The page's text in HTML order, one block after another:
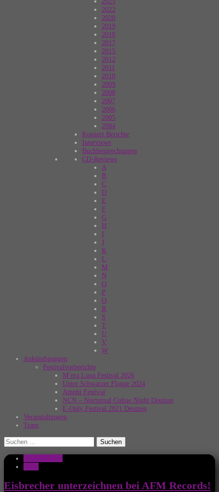
2022
2020
2019
2018
2017
2015
2012
2011
2010
2009
2008
2007
2006
2005
2004
Konzert Berichte
Interviews
Buchbesprechungen
CD-Reviews
A
B
C
D
E
F
G
H
I
J
K
L
M
N
O
P
Q
R
S
T
U
V
W
Ankündigungen
Festivalvorberichte
M’era Luna Festival 2026
Unter Schwarzer Flagge 2024
Amphi Festival
NCN – Nocturnal Cultue Night Deutzen
E-Only Festival 2021 Deutzen
Veranstaltungen
Team
Suchen
nach:
Eisbrecher unterzeichnen bei AFM Records!